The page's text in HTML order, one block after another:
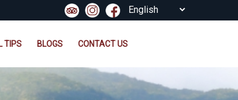
TIPS BLOGS CONTACT US